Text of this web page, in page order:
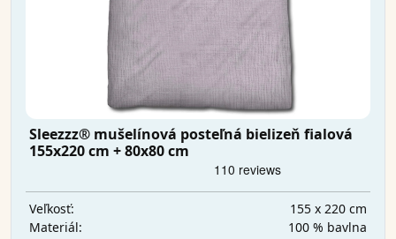
Sleezzz® mušelínová posteľná bielizeň fialová
155x220 cm + 80x80 cm
Veľkosť:
155 x 220 cm
Materiál:
100 % bavlna